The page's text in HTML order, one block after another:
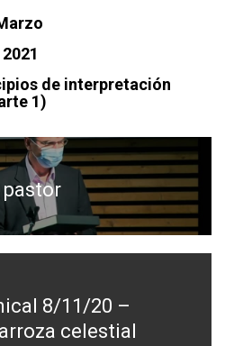
de interpretación
1)
pastor
8/11/20 –
celestial